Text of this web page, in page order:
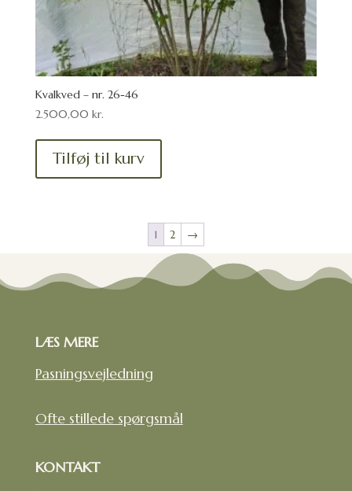
Kvalkved – nr. 26-46
2.500,00 kr.
Tilføj til kurv
1 2 →
LÆS MERE
Pasningsvejledning
Ofte stillede spørgsmål
KONTAKT